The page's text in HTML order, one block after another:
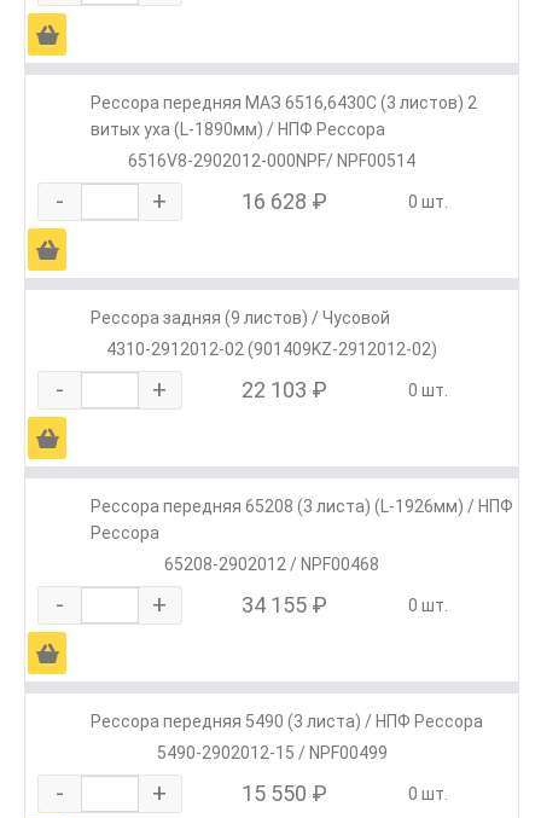
Ä
Рессора передняя МАЗ 6516,6430С (3 листов) 2
витых уха (L-1890мм) / НПФ Рессора
6516V8-2902012-000NPF/ NPF00514
- + 16 628 ₽ 0 шт.
Ä
Рессора задняя (9 листов) / Чусовой
4310-2912012-02 (901409KZ-2912012-02)
- + 22 103 ₽ 0 шт.
Ä
Рессора передняя 65208 (3 листа) (L-1926мм) / НПФ
Рессора
65208-2902012 / NPF00468
- + 34 155 ₽ 0 шт.
Ä
Рессора передняя 5490 (3 листа) / НПФ Рессора
5490-2902012-15 / NPF00499
- + 15 550 ₽ 0 шт.